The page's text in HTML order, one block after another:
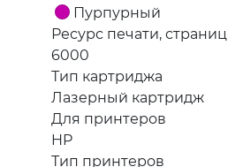
Пурпурный
Ресурс печати, страниц
6000
Тип картриджа
Лазерный картридж
Для принтеров
HP
Тип принтеров